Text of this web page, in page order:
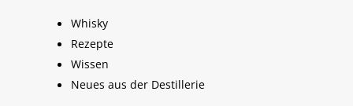
Whisky
Rezepte
Wissen
Neues aus der Destillerie